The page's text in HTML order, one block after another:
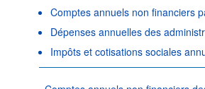
Comptes annuels non financiers
Dépenses annuelles des
Impôts et cotisations sociales